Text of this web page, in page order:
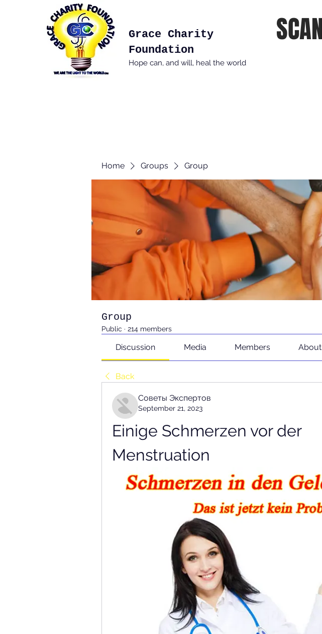
Grace Charity
Foundation
Hope can, and will, heal the world
Home Groups Group
Group
Public · 214 members
Discussion Media Members About
Back
Советы Экспертов
September 21, 2023
Einige Schmerzen vor der
Menstruation